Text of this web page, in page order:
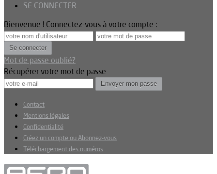
SE CONNECTER
Bienvenue ! Connectez-vous à votre compte :
Mot de passe oublié?
Récupérer votre mot de passe
Contact
Mentions légales
Confidentialité
Créez un compte ou Abonnez-vous
Téléchargement des numéros